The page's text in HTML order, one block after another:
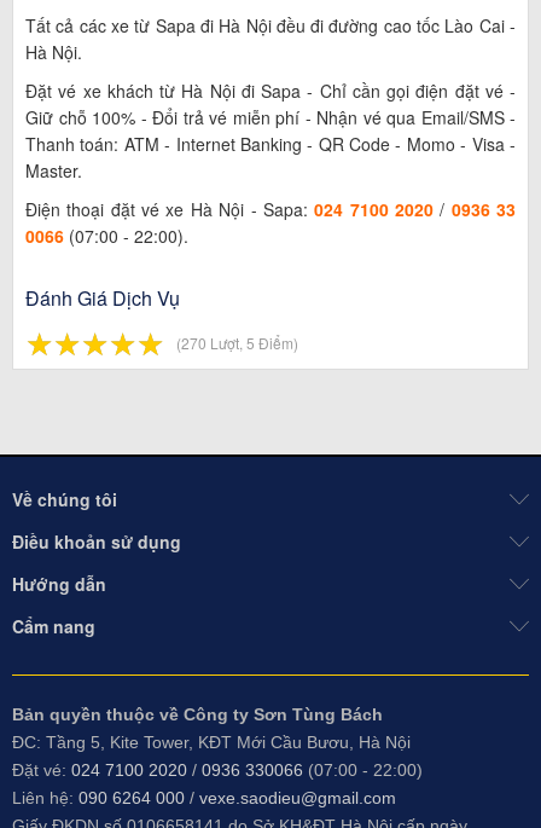
Tất cả các xe từ Sapa đi Hà Nội đều đi đường cao tốc Lào Cai -
Hà Nội.
Đặt vé xe khách từ Hà Nội đi Sapa - Chỉ cần gọi điện đặt vé -
Giữ chỗ 100% - Đổi trả vé miễn phí - Nhận vé qua Email/SMS -
Thanh toán: ATM - Internet Banking - QR Code - Momo - Visa -
Master.
Điện thoại đặt vé xe Hà Nội - Sapa:024 7100 2020/ 0936 33
0066 (07:00 - 22:00).
Đánh Giá Dịch Vụ
☆☆☆☆☆
★★★★★ (270 Lượt, 5 Điểm)
Về chúng tôi
Điều khoản sử dụng
Hướng dẫn
Cẩm nang
Bản quyền thuộc về Công ty Sơn Tùng Bách
ĐC: Tầng 5, Kite Tower, KĐT Mới Cầu Bươu, Hà Nội
Đặt vé: 024 7100 2020 / 0936 330066 (07:00 - 22:00)
Liên hệ: 090 6264 000 / vexe.saodieu@gmail.com